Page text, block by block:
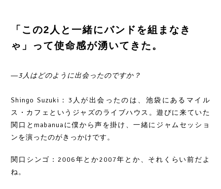
「この2人と一緒にバンドを組まなき
ゃ」って使命感が湧いてきた。
―3人はどのように出会ったのですか？
Shingo Suzuki：3人が出会ったのは、池袋にあるマイル
ス・カフェというジャズのライブハウス。遊びに来ていた
関口とmabanuaに僕から声を掛け、一緒にジャムセッショ
ンを演ったのがきっかけです。
関口シンゴ：2006年とか2007年とか、それくらい前だよ
ね。